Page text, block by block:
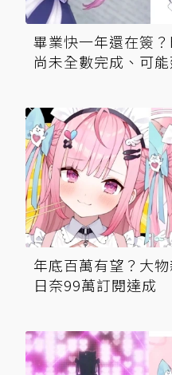
畢業快一年還在簽
尚未全數完成、可
年底百萬有望？大
日奈99萬訂閱達成